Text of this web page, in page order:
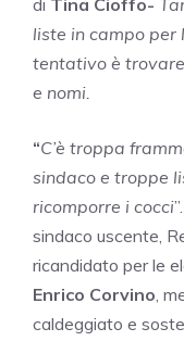
di Tina Cioffo-
liste in campo per
tentativo è
e nomi.
“C’è troppa
sindaco e troppe
ricomporre i cocci
sindaco uscente,
ricandidato per le
Enrico Corvino,
caldeggiato e